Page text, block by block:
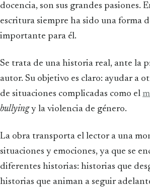
docencia, son sus grandes pasiones.
escritura siempre ha sido una forma
importante para él.
Se trata de una historia real, ante la
autor. Su objetivo es claro: ayudar a
de situaciones complicadas como el
bullyingy la violencia de género.
La obra transporta el lector a una
situaciones y emociones, ya que se
diferentes historias: historias que
historias que animan a seguir